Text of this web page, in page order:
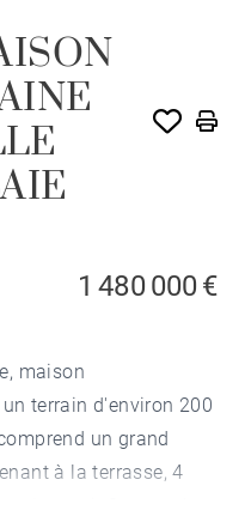
1 480 000 €
maison
terrain d'environ 200
un grand
à la terrasse, 4